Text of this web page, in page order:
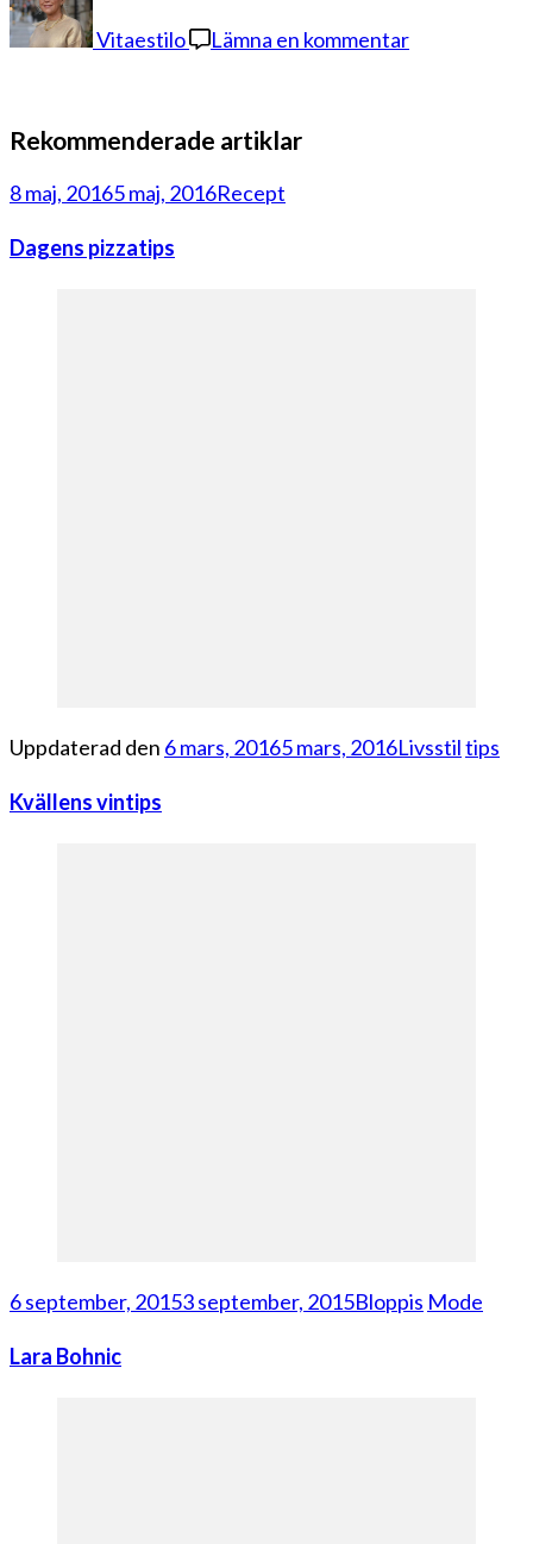
Vitaestilo Lämna en kommentar
Rekommenderade artiklar
8 maj, 20165 maj, 2016Recept
Dagens pizzatips
Uppdaterad den 6 mars, 20165 mars, 2016Livsstiltips
Kvällens vintips
6 september, 20153 september, 2015Bloppis Mode
Lara Bohnic